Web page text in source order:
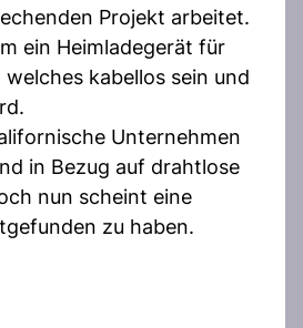
Projekt arbeitet.
ein Heimladegerät für
welches kabellos sein und
Unternehmen
in Bezug auf drahtlose
nun scheint eine
zu haben.